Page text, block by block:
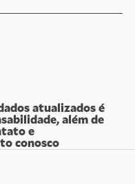
atualizados é
além de
e
conosco